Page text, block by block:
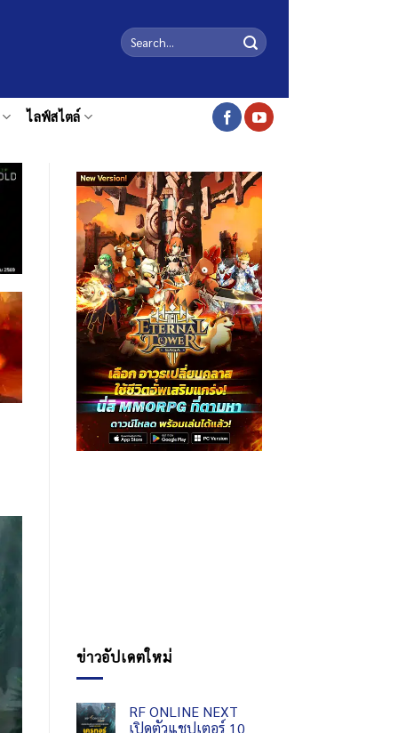
ไลฟ์สไตล์
ข่าวอัปเดตใหม่
RF ONLINE NEXT
เปิดตัวแชปเตอร์ 10